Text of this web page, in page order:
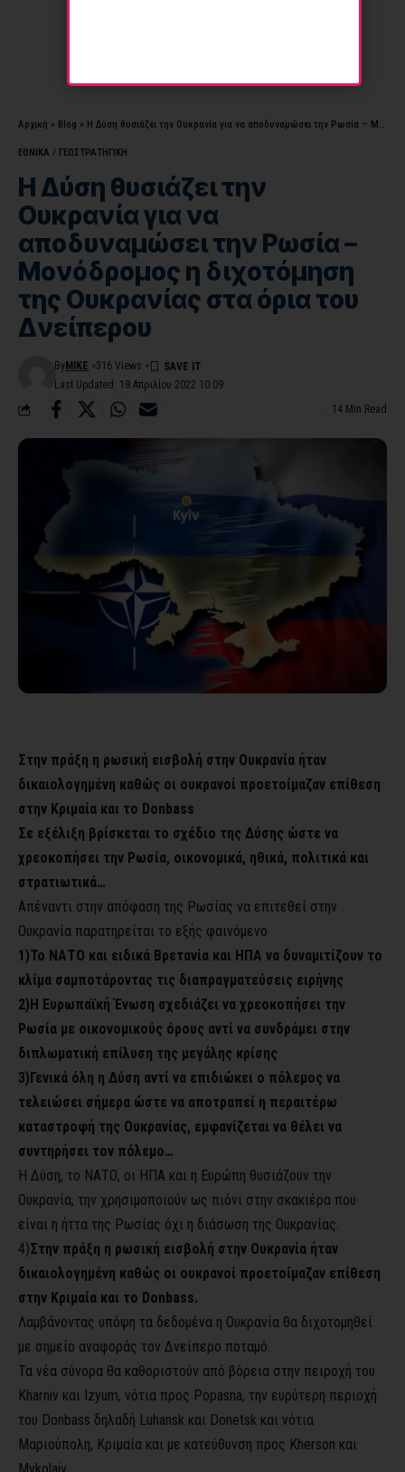
Αρχική » Blog » Η Δύση θυσιάζει την Ουκρανία για να αποδυναμώσει την Ρωσία – Μονόδρομος η διχοτόμηση της Ουκρανίας στα όρια του Δνείπερου
ΕΘΝΙΚΑ / ΓΕΩΣΤΡΑΤHΓΙΚΗ
Η Δύση θυσιάζει την
Ουκρανία για να
αποδυναμώσει την Ρωσία –
Μονόδρομος η διχοτόμηση
της Ουκρανίας στα όρια του
Δνείπερου
Last Updated: 18 Απριλίου 2022 10:09
By MIKE 316 Views
14 Min Read
Στην πράξη η ρωσική εισβολή στην Ουκρανία ήταν
δικαιολογημένη καθώς οι ουκρανοί προετοίμαζαν επίθεση
στην Κριμαία και το Donbass
Σε εξέλιξη βρίσκεται το σχέδιο της Δύσης ώστε να
χρεοκοπήσει την Ρωσία, οικονομικά, ηθικά, πολιτικά και
στρατιωτικά…
Απέναντι στην απόφαση της Ρωσίας να επιτεθεί στην
Ουκρανία παρατηρείται το εξής φαινόμενο
1)Το ΝΑΤΟ και ειδικά Βρετανία και ΗΠΑ να δυναμιτίζουν το
κλίμα σαμποτάροντας τις διαπραγματεύσεις ειρήνης
2)Η Ευρωπαϊκή Ένωση σχεδιάζει να χρεοκοπήσει την
Ρωσία με οικονομικούς όρους αντί να συνδράμει στην
διπλωματική επίλυση της μεγάλης κρίσης
3)Γενικά όλη η Δύση αντί να επιδιώκει ο πόλεμος να
τελειώσει σήμερα ώστε να αποτραπεί η περαιτέρω
καταστροφή της Ουκρανίας, εμφανίζεται να θέλει να
συντηρήσει τον πόλεμο…
Η Δύση, το ΝΑΤΟ, οι ΗΠΑ και η Ευρώπη θυσιάζουν την
Ουκρανία, την χρησιμοποιούν ως πιόνι στην σκακιέρα που
είναι η ήττα της Ρωσίας όχι η διάσωση της Ουκρανίας.
4)Στην πράξη η ρωσική εισβολή στην Ουκρανία ήταν
δικαιολογημένη καθώς οι ουκρανοί προετοίμαζαν επίθεση
στην Κριμαία και το Donbass.
Λαμβάνοντας υπόψη τα δεδομένα η Ουκρανία θα διχοτομηθεί
με σημείο αναφοράς τον Δνείπερο ποταμό.
Τα νέα σύνορα θα καθοριστούν από βόρεια στην πειροχή του
Kharniv και Izyum, νότια προς Popasna, την ευρύτερη περιοχή
του Donbass δηλαδή Luhansk και Donetsk και νότια
Μαριούπολη, Κριμαία και με κατεύθυνση προς Kherson και
Mykolaiv…